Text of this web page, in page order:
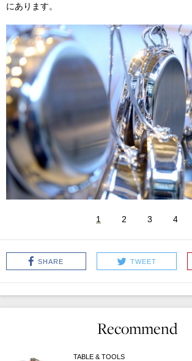
にあります。
1 2 3 4
SHARE TWEET
Recommend
TABLE & TOOLS